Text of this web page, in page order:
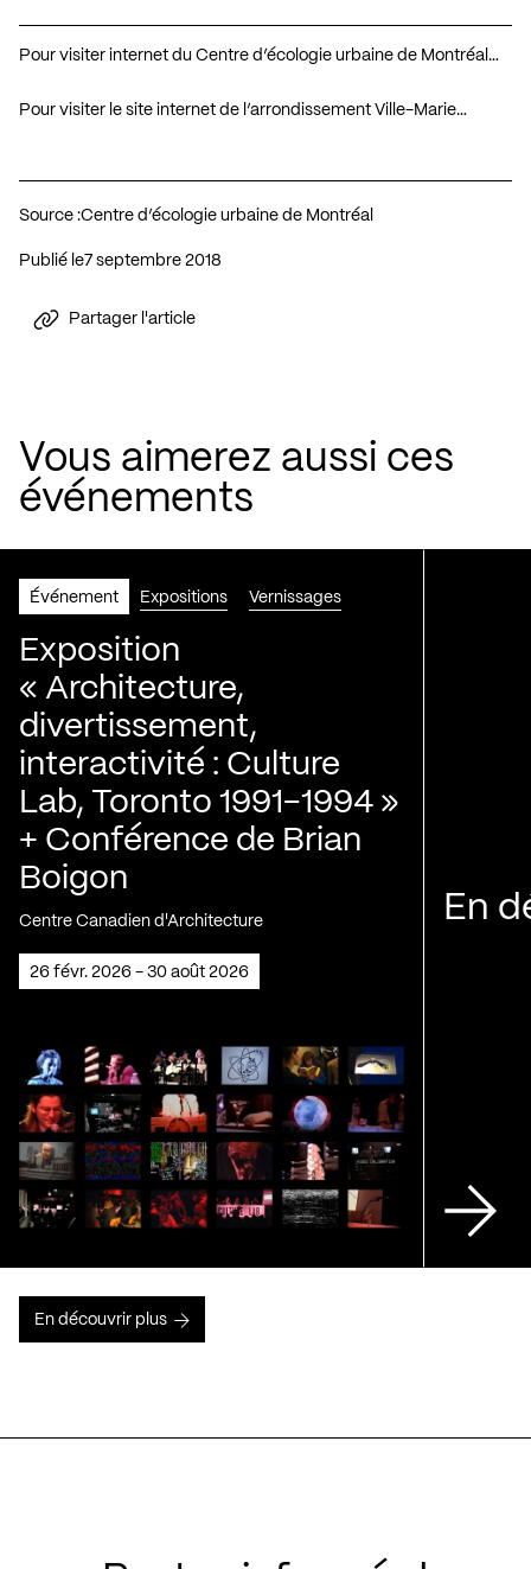
Pour visiter internet du Centre d’écologie urbaine de Montréal…
Pour visiter le site internet de l’arrondissement Ville-Marie…
Source :Centre d’écologie urbaine de Montréal
Publié le 7 septembre 2018
Partager l'article
Vous aimerez aussi ces
événements
Événement Expositions Vernissages
Exposition
« Architecture,
divertissement,
interactivité : Culture
Lab, Toronto 1991-1994 »
+ Conférence de Brian
Boigon
Centre Canadien d'Architecture
26 févr. 2026 - 30 août 2026
En
En découvrir plus